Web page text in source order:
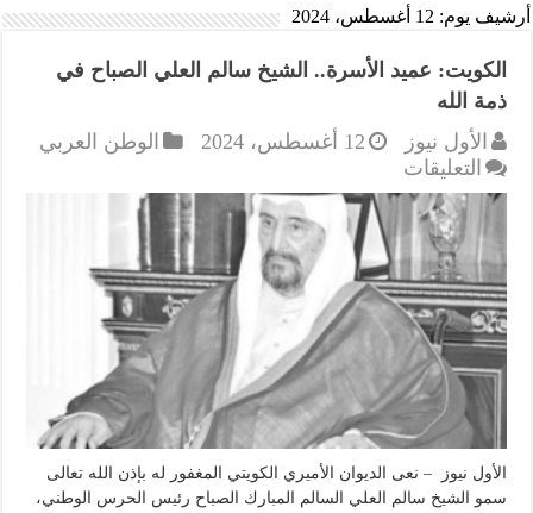
أرشيف يوم: 12 أغسطس، 2024
الكويت: عميد الأسرة.. الشيخ سالم العلي الصباح في
ذمة الله
الأول نيوز
12 أغسطس، 2024
الوطن العربي
التعليقات
الكويت:
عميد
الأسرة..
الشيخ
سالم
العلي
الصباح
في
ذمة
الله
مغلقة
الأول نيوز – نعى الديوان الأميري الكويتي المغفور له بإذن الله تعالى
سمو الشيخ سالم العلي السالم المبارك الصباح رئيس الحرس الوطني،